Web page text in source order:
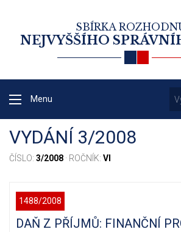
SBÍRKA
NEJVYŠŠÍHO
Menu
VYDÁNÍ 3/2008
ČÍSLO: 3/2008 · ROČNÍK: VI
1488/2008
DAŇ Z PŘÍJMŮ: FINANČNÍ